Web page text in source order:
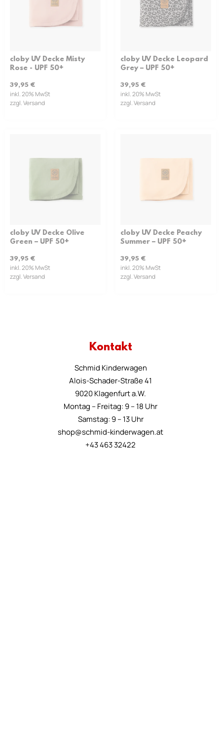
cloby UV Decke Misty
Rose - UPF 50+
39,95 €
inkl. 20% MwSt
zzgl. Versand
cloby UV Decke Leopard
Grey – UPF 50+
39,95 €
inkl. 20% MwSt
zzgl. Versand
cloby UV Decke Olive
Green – UPF 50+
39,95 €
inkl. 20% MwSt
zzgl. Versand
cloby UV Decke Peachy
Summer – UPF 50+
39,95 €
inkl. 20% MwSt
zzgl. Versand
Kontakt
Schmid Kinderwagen
Alois-Schader-Straße 41
9020 Klagenfurt a.W.
Montag – Freitag: 9 – 18 Uhr
Samstag: 9 – 13 Uhr
shop@schmid-kinderwagen.at
+43 463 32422